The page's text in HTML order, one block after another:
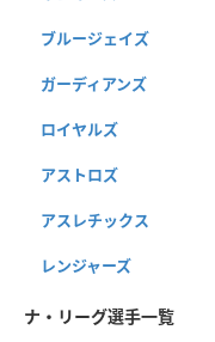
ブルージェイズ
ガーディアンズ
ロイヤルズ
アストロズ
アスレチックス
レンジャーズ
ナ・リーグ選手一覧